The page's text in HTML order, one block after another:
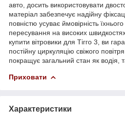
авто, досить використовувати
матеріал забезпечує надійну
повністю усуває ймовірність
пересування на високих
купити вітровики для Тігго 3, ви
постійну циркуляцію свіжого
покращує загальний стан як водія,
Приховати
Характеристики